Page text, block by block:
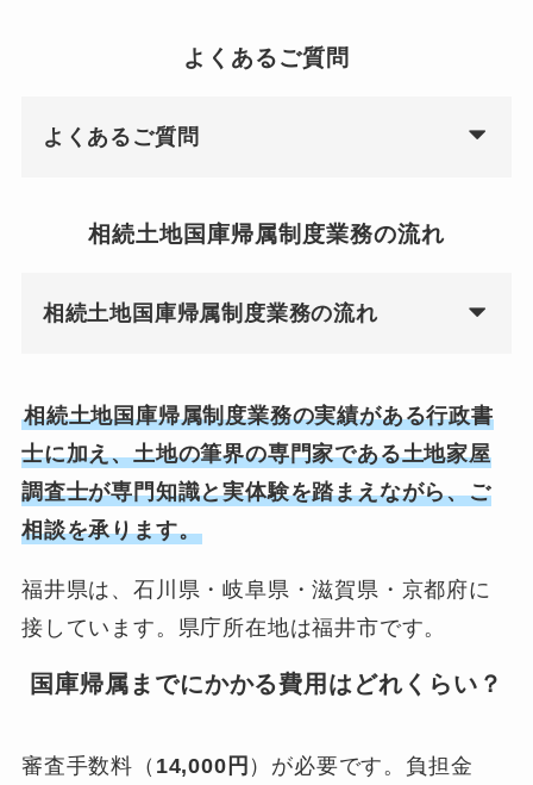
よくあるご質問
よくあるご質問
相続土地国庫帰属制度業務の流れ
相続土地国庫帰属制度業務の流れ
相続土地国庫帰属制度業務の実績がある行政書
士に加え、土地の筆界の専門家である土地家屋
調査士が専門知識と実体験を踏まえながら、ご
相談を承ります。
福井県は、石川県・岐阜県・滋賀県・京都府に
接しています。県庁所在地は福井市です。
国庫帰属までにかかる費用はどれくらい？
審査手数料（ 14,000円 ）が必要です。負担金